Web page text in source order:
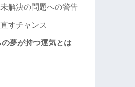
解決の問題への警告
すチャンス
夢が持つ運気とは